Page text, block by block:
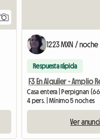
1223 MXN / noche
Respuesta rápida
Casa entera | Perpignan
4 pers. | Mínimo 5 noches
Ver